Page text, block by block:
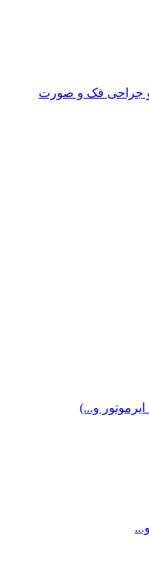
و جراحی فک و صورت
ایرموتور و...)